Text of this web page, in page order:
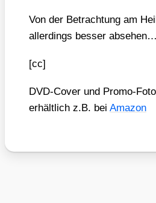
Von der Betrach­tung am
aller­dings bes­ser abse­hen…
[cc]
DVD-Cover und Pro­mo-
erhält­lich z.B. bei Ama­zon